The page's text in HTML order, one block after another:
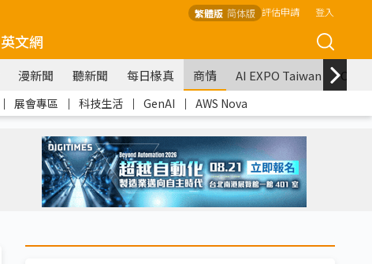
繁體版 简体版 評估申請 登入
英文網
漫新聞 聽新聞 每日椽真 商情 AI EXPO Taiwan
｜ 展會專區 ｜ 科技生活 ｜ GenAI ｜ AWS Nova